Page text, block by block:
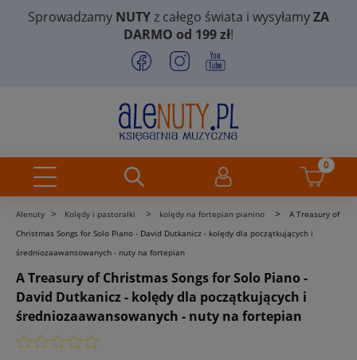
Sprowadzamy NUTYz całego świata i wysyłamyZA
DARMO od 199 zł!
Alenuty > Kolędy i pastorałki > kolędy na fortepian pianino >
A Treasury of
Christmas Songs for Solo Piano - David Dutkanicz - kolędy dla początkujących i
średniozaawansowanych - nuty na fortepian
A Treasury of Christmas Songs for Solo Piano -
David Dutkanicz - kolędy dla początkujących i
średniozaawansowanych - nuty na fortepian